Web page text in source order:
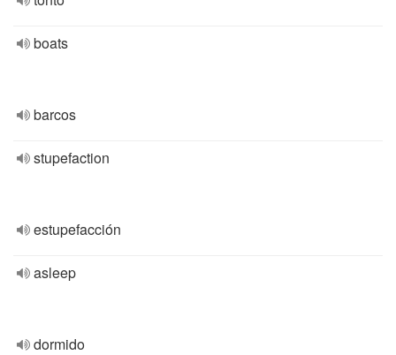
boats
barcos
stupefaction
estupefacción
asleep
dormido